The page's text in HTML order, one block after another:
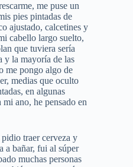
me puse un
pies pintadas de
ajustado, calcetines y
cabello largo suelto,
que tuviera sería
y la mayoría de las
me pongo algo de
medias que oculto
en algunas
ano, he pensado en
traer cerveza y
a bañar, fui al súper
muchas personas